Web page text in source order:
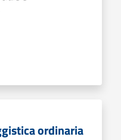
ordinaria